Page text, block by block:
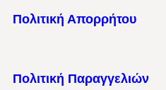
Πολιτική Απορρήτου
Πολιτική Παραγγελιών